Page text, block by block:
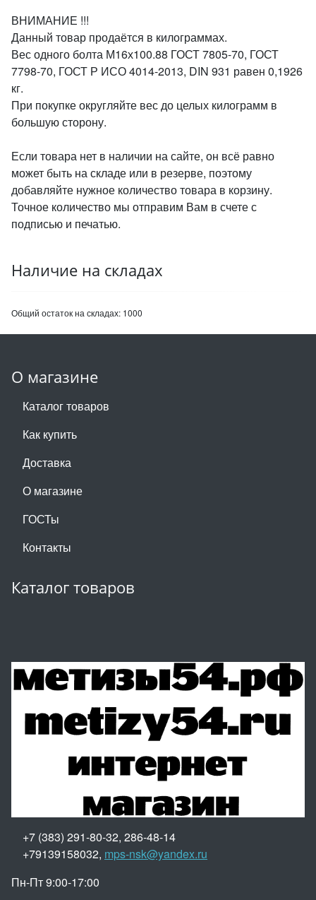
ВНИМАНИЕ !!!
Данный товар продаётся в килограммах.
Вес одного болта М16х100.88 ГОСТ 7805-70, ГОСТ
7798-70, ГОСТ Р ИСО 4014-2013, DIN 931 равен 0,1926
кг.
При покупке округляйте вес до целых килограмм в
большую сторону.
Если товара нет в наличии на сайте, он всё равно
может быть на складе или в резерве, поэтому
добавляйте нужное количество товара в корзину.
Точное количество мы отправим Вам в счете с
подписью и печатью.
Наличие на складах
Общий остаток на складах: 1000
О магазине
Каталог товаров
Как купить
Доставка
О магазине
ГОСТы
Контакты
Каталог товаров
+7 (383) 291-80-32, 286-48-14
+79139158032, mps-nsk@yandex.ru
Пн-Пт 9:00-17:00